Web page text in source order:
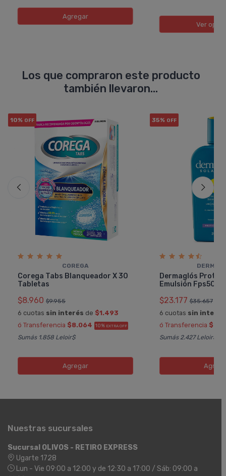
Agregar
Ver
Los que compraron este producto
también llevaron...
10% OFF
COREGA
Corega Tabs Blanqueador X 30
Tabletas
$8.960 $9.955
6 cuotas sin interés de $1.493
ó Transferencia $8.064 10% EXTRA OFF
Sumás 1.858 Leloir$
Agregar
35% OFF
Dermaglós
Emulsión Fps50 X
$23.177 $35.657
6 cuotas sin interés
ó Transferencia
Sumás 2.427 Leloir$
Nuestras sucursales
Sucursal OLIVOS - RETIRO EXPRESS
Ugarte 1728
Lun - Vie 09:00 a 12:00 y de 12:30 a 17:00 / Sáb: 09:00 a